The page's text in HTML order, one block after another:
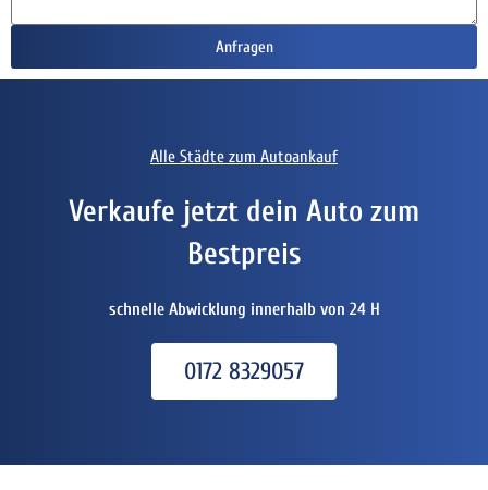
Anfragen
Alle Städte zum Autoankauf
Verkaufe jetzt dein Auto zum
Bestpreis
schnelle Abwicklung innerhalb von 24 H
0172 8329057